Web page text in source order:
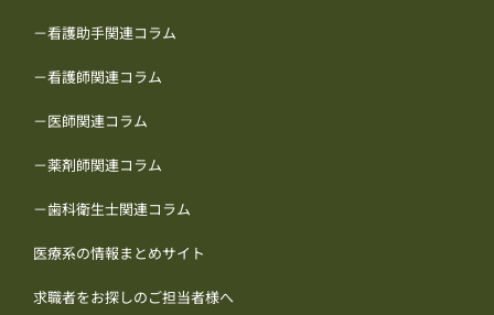
－看護助手関連コラム
－看護師関連コラム
－医師関連コラム
－薬剤師関連コラム
－歯科衛生士関連コラム
医療系の情報まとめサイト
求職者をお探しのご担当者様へ